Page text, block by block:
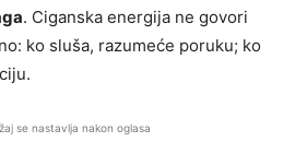
. Ciganska energija ne govori
ko sluša, razumeće poruku; ko
se nastavlja nakon oglasa